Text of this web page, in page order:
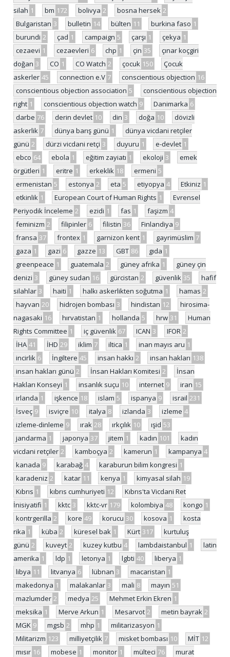
silah 1 bm 172 bolivya 2 bosna hersek 2
Bulgaristan 3 bulletin 14 bülten 11 burkina faso 1
burundi 2 çad 1 campaign 5 çarşı 1 çekya 1
cezaevi 1 cezaevleri 6 chp 1 çin 35
çınar koçgiri
doğan 3 CO 1 CO Watch 2 çocuk 150
Çocuk
askerler 45 connection e.V 7 conscientious objection 16
conscientious objection association 5
conscientious objection
right 1 conscientious objection watch 9 Danimarka 6
darbe 76 derin devlet 10 din 3 doğa 10
dövizli
askerlik 7 dünya barış günü 1
dünya vicdani retçiler
günü 2 dürzi vicdani retçi 3 duyuru 1 e-devlet 1
ebco 64 ebola 1 eğitim zayiatı 1 ekoloji 3
emek
örgütleri 1 eritre 1 erkeklik 18 ermeni 5
ermenistan 5 estonya 2 eta 5 etiyopya 4 Etkiniz 1
etkinlik 1 European Court of Human Rights 1
Evrensel
Periyodik İnceleme 2 ezidi 1 fas 1 faşizm 4
feminizm 2 filipinler 6 filistin 36 Finlandiya 9
fransa 37 frontex 1 garnizon kent 1 gayrimüslim 7
gaza 1 gazi 6 gazze 13 GBT 86 gıda 1
greenpeace 1 guatemala 2 güney afrika 1
güney çin
denizi 3 güney sudan 16 gürcistan 2 güvenlik 35
hafif
silahlar 3 haiti 1 halkı askerlikten soğutma 1 hamas 2
hayvan 20 hidrojen bombası 3 hindistan 12
hirosima-
nagasaki 16 hırvatistan 1 hollanda 5 hrw 31
Human
Rights Committee 1 iç güvenlik 67 ICAN 3 IFOR 2
İHA 41 İHD 29 iklim 7 iltica 1 inan mayıs aru 1
incirlik 6 İngiltere 45 insan hakkı 2 insan hakları 138
insan hakları günü 2 İnsan Hakları Komitesi 2
İnsan
Hakları Konseyi 1 insanlık suçu 10 internet 9 iran 15
irlanda 1 işkence 18 islam 5 ispanya 9 israil 231
İsveç 9 isviçre 10 italya 8 izlanda 3 izleme 4
izleme-dinleme 9 ırak 28 ırkçılık 10 ışid 53
jandarma 1 japonya 37 jitem 1 kadın 101
kadın
vicdani retçiler 2 kamboçya 2 kamerun 1 kampanya 4
kanada 9 karabağ 4 karaburun bilim kongresi 1
karadeniz 2 katar 11 kenya 1 kimyasal silah 19
Kıbrıs 1 kıbrıs cumhuriyeti 12
Kıbrıs'ta Vicdani Ret
İnisiyatifi 1 kktc 3 kktc-vr 179 kolombiya 48 kongo 1
kontrgerilla 2 kore 49 korucu 30 kosova 1
kosta
rika 1 küba 2 küresel bak 1 Kürt 317
kurtuluş
günü 2 kuveyt 2 kuzey kutbu 4 lambdaistanbul 1
latin
amerika 1 ldp 1 letonya 1 lgbti 40 liberya 1
libya 11 litvanya 6 lübnan 3 macaristan 1
makedonya 1 malakanlar 3 mali 8 mayın 51
mazlumder 2 medya 25 Mehmet Erkin Ekren 1
meksika 1 Merve Arkun 1 Mesarvot 2 metin bayrak 2
MGK 9 mgsb 2 mhp 1 militarizasyon 1
Militarizm 123 milliyetçilik 7 misket bombası 10 MİT 12
mısır 16 mobese 1 monitor 1 mülteci 76
murat